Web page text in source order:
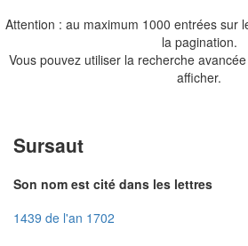
Attention : au maximum 1000 entrées sur
la pagination.
Vous pouvez utiliser la recherche
afficher.
Sursaut
Son nom est cité dans les lettres
1439 de l'an 1702